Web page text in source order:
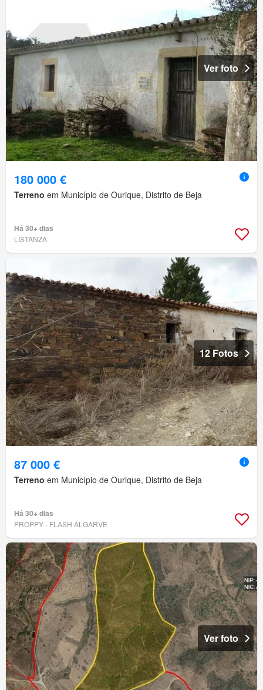
Ver foto
180 000 €
Terreno em Município de Ourique, Distrito de Beja
Há 30+ dias
LISTANZA
12 Fotos
87 000 €
Terreno em Município de Ourique, Distrito de Beja
Há 30+ dias
PROPPY - FLASH ALGARVE
Ver foto